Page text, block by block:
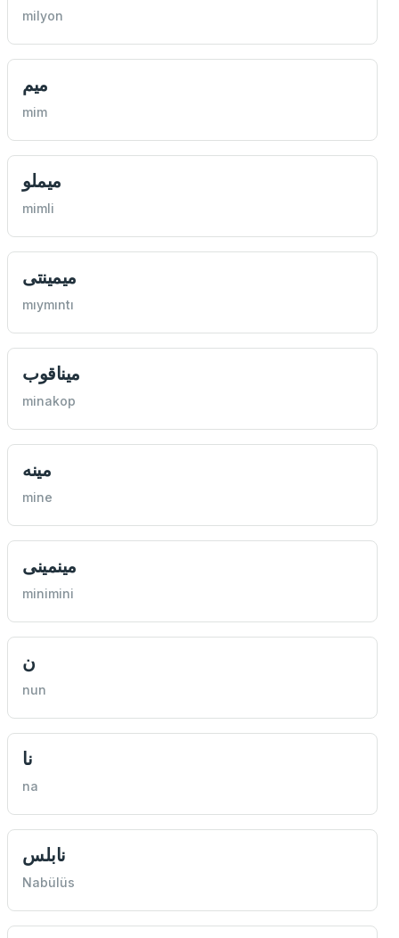
milyon
ميم
mim
ميملو
mimli
ميمينتی
mıymıntı
ميناقوب
minakop
مينه
mine
مينمينی
minimini
ن
nun
نا
na
نابلس
Nabülüs